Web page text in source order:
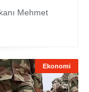
Mehmet
Ekonomi